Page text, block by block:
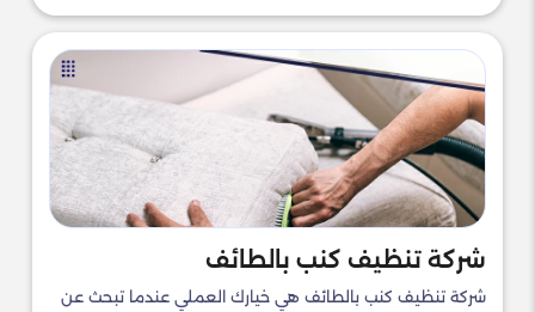
شركة تنظيف كنب بالطائف
شركة تنظيف كنب بالطائف هي خيارك العملي عندما تبحث عن